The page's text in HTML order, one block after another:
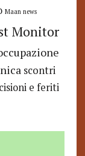
Maan news
Monitor
scontri
e feriti